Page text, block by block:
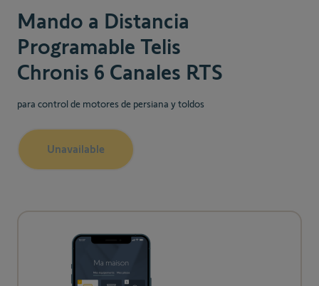
Mando a Distancia
Programable Telis
Chronis 6 Canales RTS
para control de motores de persiana y toldos
Unavailable